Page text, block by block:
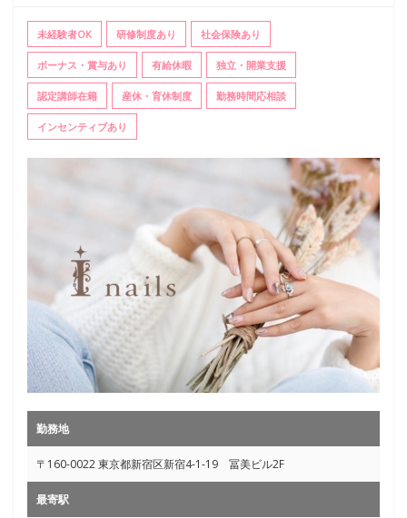
未経験者OK 研修制度あり 社会保険あり
ボーナス・賞与あり 有給休暇 独立・開業支援
認定講師在籍 産休・育休制度 勤務時間応相談
インセンティブあり
勤務地
〒160-0022 東京都新宿区新宿4-1-19 冨美ビル2F
最寄駅